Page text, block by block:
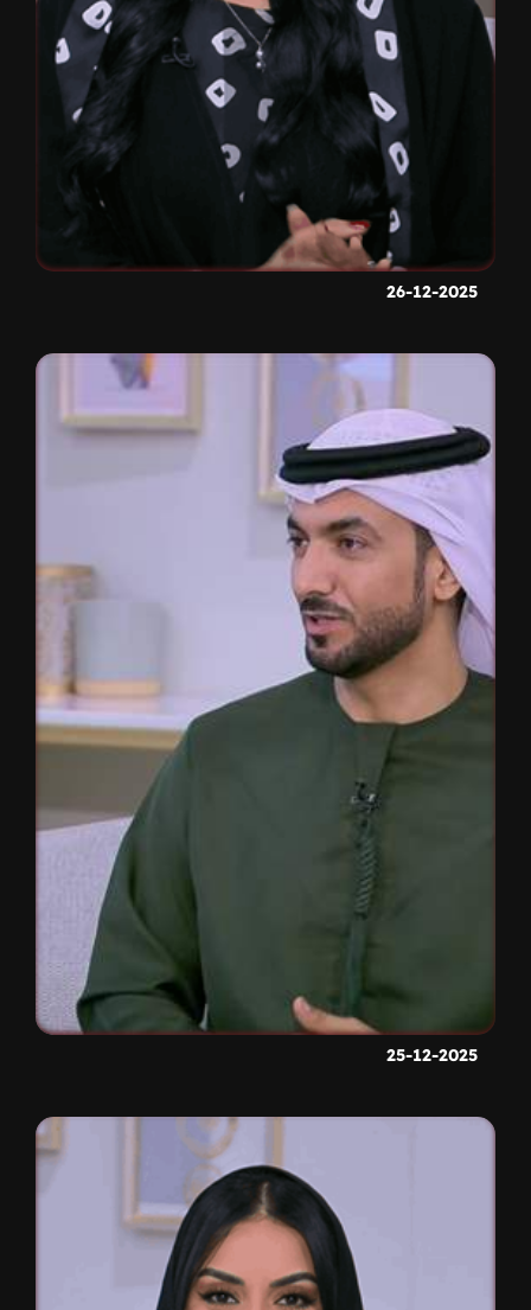
26-12-2025
25-12-2025